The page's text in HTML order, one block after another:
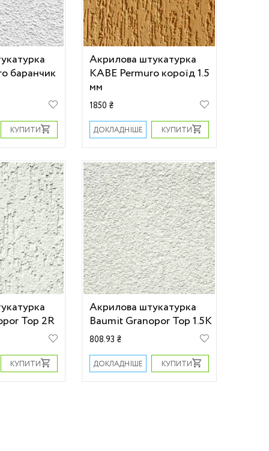
баранчик
КУПИТИ
Акрилова штукатурка
KABE Permuro короїд 1.5
мм
1850 ₴
ДОКЛАДНІШЕ КУПИТИ
Top 2R
КУПИТИ
Акрилова штукатурка
Baumit Granopor Top 1.5K
808.93 ₴
ДОКЛАДНІШЕ КУПИТИ